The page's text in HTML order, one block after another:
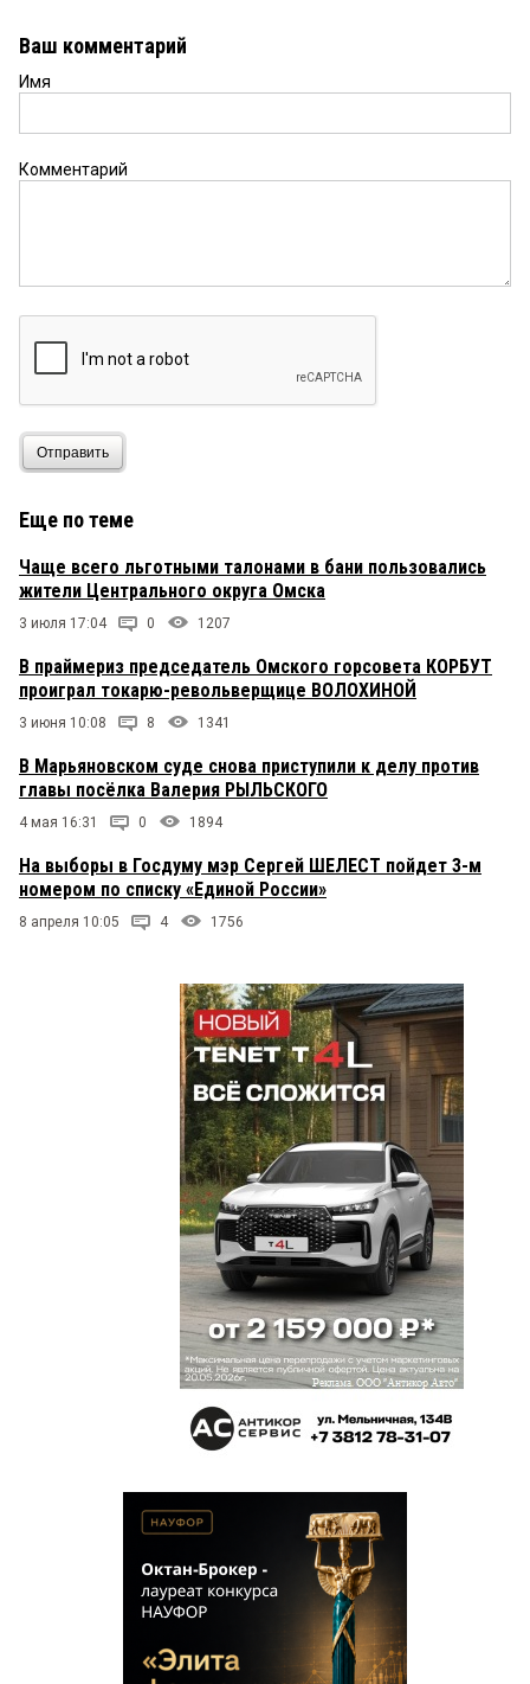
Ваш комментарий
Имя
Комментарий
Отправить
Еще по теме
Чаще всего льготными талонами в бани пользовались
жители Центрального округа Омска
3 июля 17:04 0 1207
В праймериз председатель Омского горсовета КОРБУТ
проиграл токарю-револьверщице ВОЛОХИНОЙ
3 июня 10:08 8 1341
В Марьяновском суде снова приступили к делу против
главы посёлка Валерия РЫЛЬСКОГО
4 мая 16:31 0 1894
На выборы в Госдуму мэр Сергей ШЕЛЕСТ пойдет 3-м
номером по списку «Единой России»
8 апреля 10:05 4 1756